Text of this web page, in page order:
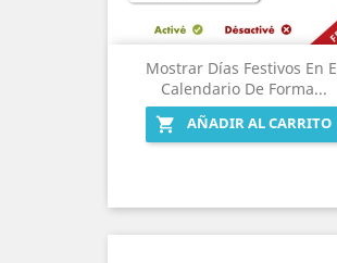
Mostrar Días Festivos En
Calendario De Forma...

AÑADIR AL CARRITO